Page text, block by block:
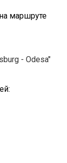
маршруте
- Odesa"